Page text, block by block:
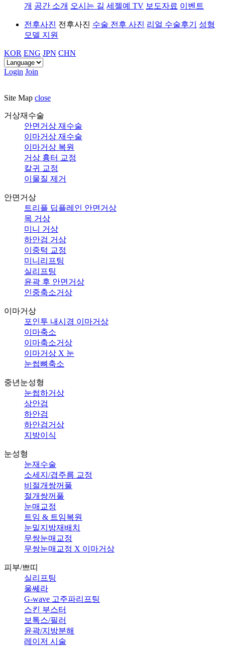
개 공간 소개 오시는 길 세젤예 TV 보도자료 이벤트
전후사진 전후사진 수술 전후 사진 리얼 수술후기
성형
모델 지원
KOR ENG JPN CHN
Login Join
Site Map close
거상재수술
안면거상 재수술
이마거상 재수술
이마거상 복원
거상 흉터 교정
칼귀 교정
이물질 제거
안면거상
트리플 딥플레인 안면거상
목 거상
미니 거상
하안검 거상
이중턱 교정
미니리프팅
실리프팅
윤곽 후 안면거상
인중축소거상
이마거상
포인투 내시경 이마거상
이마축소
이마축소거상
이마거상 X 눈
눈썹뼈축소
중년눈성형
눈썹하거상
상안검
하안검
하안검거상
지방이식
눈성형
눈재수술
소세지/겹주름 교정
비절개쌍꺼풀
절개쌍꺼풀
눈매교정
트임 & 트임복원
눈밑지방재배치
무쌍눈매교정
무쌍눈매교정 X 이마거상
피부/쁘띠
실리프팅
울쎄라
G-wave 고주파리프팅
스킨 부스터
보톡스/필러
윤곽/지방분해
레이저 시술